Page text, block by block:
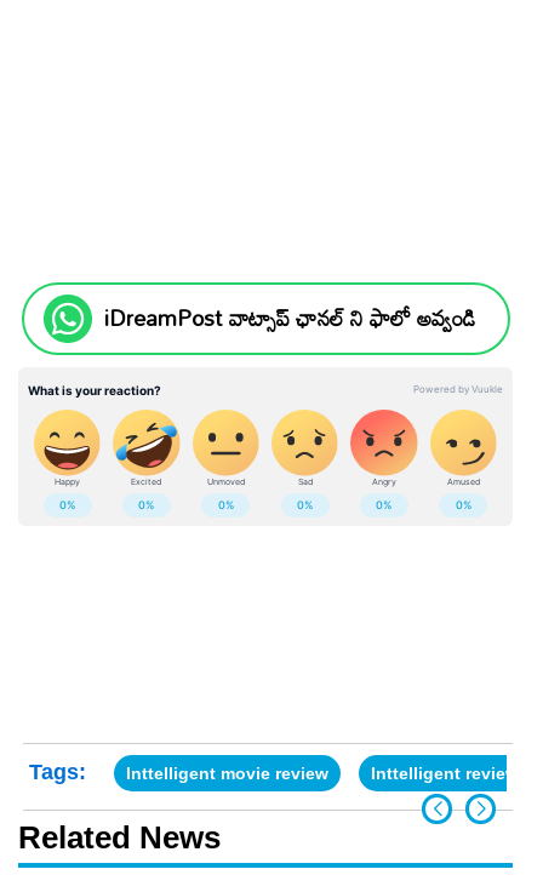
iDreamPost వాట్సాప్ ఛానల్ ని ఫాలో అవ్వండి
Tags: Inttelligent movie review Inttelligent review
Related News